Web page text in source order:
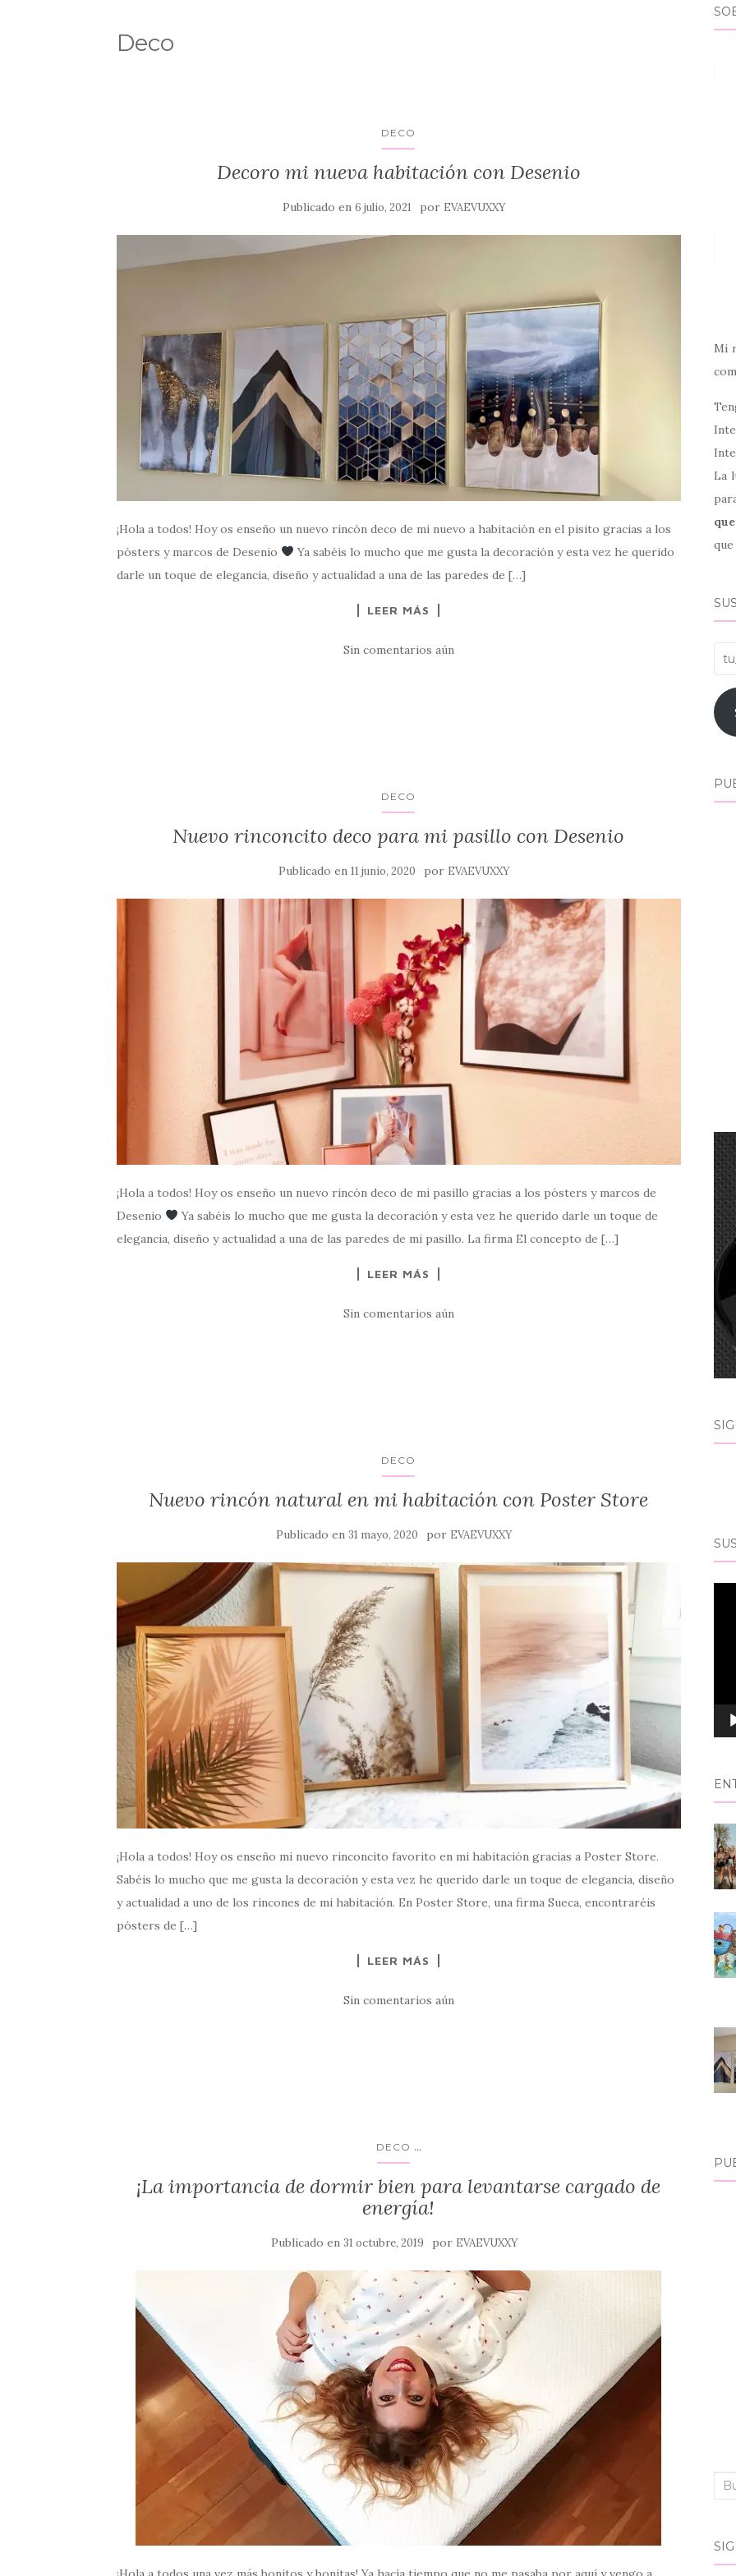
Deco
DECO
Decoro mi nueva habitación con Desenio
Publicado en6 julio, 2021 por EVAEVUXXY
¡Hola a todos! Hoy os enseño un nuevo rincón deco de mi nuevo a habitación en el pisito gracias a los
pósters y marcos de Desenio
Ya sabéis lo mucho que me gusta la decoración y esta vez he querido
darle un toque de elegancia, diseño y actualidad a una de las paredes de […]
LEER MÁS
Sin comentarios aún
DECO
Nuevo rinconcito deco para mi pasillo con Desenio
Publicado en11 junio, 2020 por EVAEVUXXY
¡Hola a todos! Hoy os enseño un nuevo rincón deco de mi pasillo gracias a los pósters y marcos de
Desenio
Ya sabéis lo mucho que me gusta la decoración y esta vez he querido darle un toque de
elegancia, diseño y actualidad a una de las paredes de mi pasillo. La firma El concepto de […]
LEER MÁS
Sin comentarios aún
DECO
Nuevo rincón natural en mi habitación con Poster Store
Publicado en 31 mayo, 2020 por EVAEVUXXY
¡Hola a todos! Hoy os enseño mi nuevo rinconcito favorito en mi habitación gracias a Poster Store.
Sabéis lo mucho que me gusta la decoración y esta vez he querido darle un toque de elegancia, diseño
y actualidad a uno de los rincones de mi habitación. En Poster Store, una firma Sueca, encontraréis
pósters de […]
LEER MÁS
Sin comentarios aún
DECO ...
¡La importancia de dormir bien para levantarse cargado de
energía!
Publicado en 31 octubre, 2019 por EVAEVUXXY
Mi
La